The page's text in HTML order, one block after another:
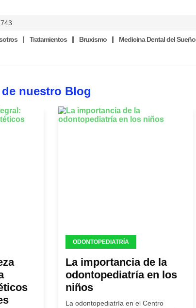
Tratamientos Bruxismo Medicina Dental del Sueño
nuestro Blog
ODONTOPEDIATRÍA
La importancia de la
odontopediatría en los
niños
La odontopediatría en el Centro